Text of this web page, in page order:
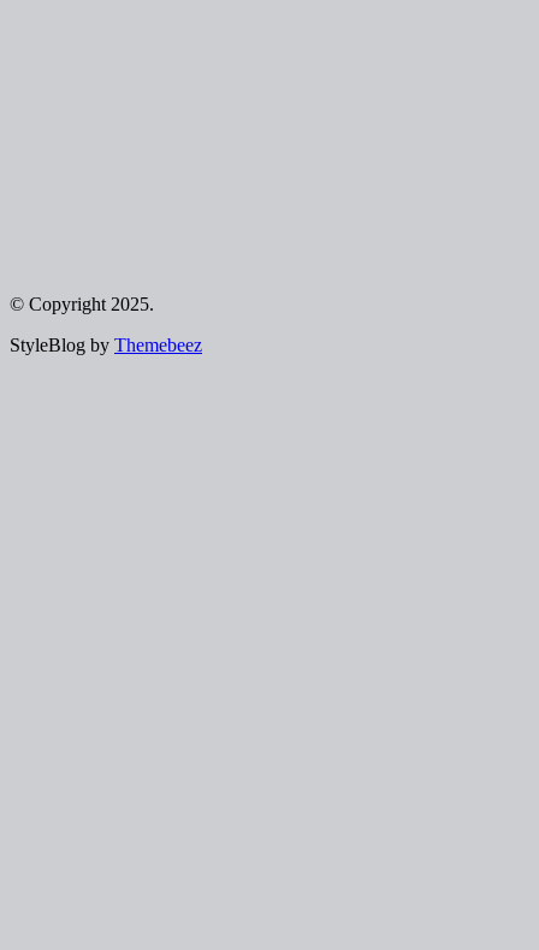
© Copyright 2025.
StyleBlog by Themebeez